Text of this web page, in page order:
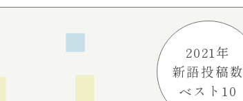
2021年
新語投稿数
ベスト10